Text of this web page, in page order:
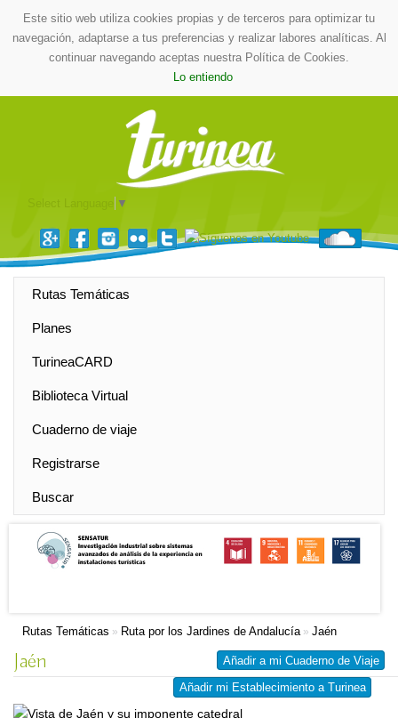
Este sitio web utiliza cookies propias y de terceros para optimizar tu
navegación, adaptarse a tus preferencias y realizar labores analíticas. Al
continuar navegando aceptas nuestra Política de Cookies.
Lo entiendo
▼
Rutas Temáticas
Planes
TurineaCARD
Biblioteca Virtual
Cuaderno de viaje
Registrarse
Buscar
Rutas Temáticas » Ruta por los Jardines de Andalucía» Jaén
Añadir a mi Cuaderno de Viaje
Añadir mi Establecimiento a Turinea
Jaén